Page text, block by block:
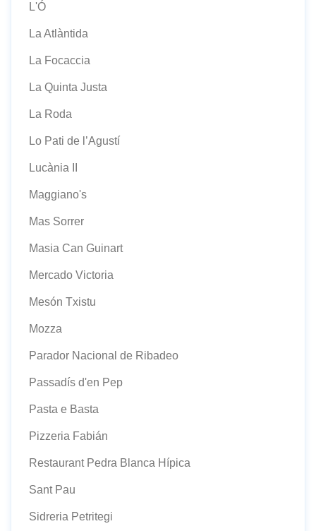
L'Ó
La Atlàntida
La Focaccia
La Quinta Justa
La Roda
Lo Pati de l’Agustí
Lucània II
Maggiano's
Mas Sorrer
Masia Can Guinart
Mercado Victoria
Mesón Txistu
Mozza
Parador Nacional de Ribadeo
Passadís d'en Pep
Pasta e Basta
Pizzeria Fabián
Restaurant Pedra Blanca Hípica
Sant Pau
Sidreria Petritegi